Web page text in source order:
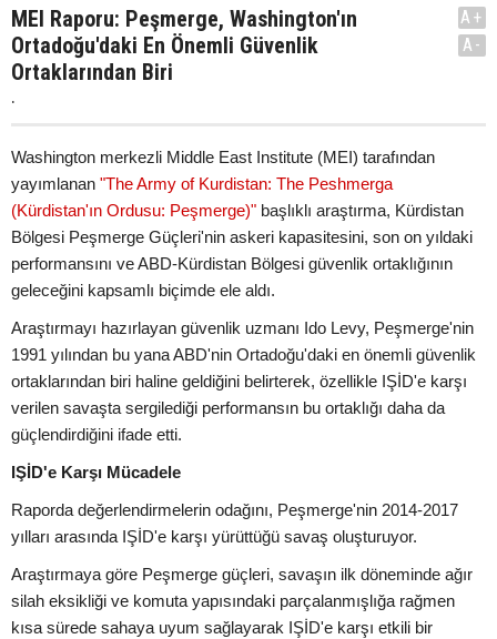
MEI Raporu: Peşmerge, Washington'ın
Ortadoğu'daki En Önemli Güvenlik
Ortaklarından Biri
.
A+
A-
Washington merkezli Middle East Institute (MEI) tarafından
yayımlanan "The Army of Kurdistan: The Peshmerga
(Kürdistan'ın Ordusu: Peşmerge)" başlıklı araştırma, Kürdistan
Bölgesi Peşmerge Güçleri'nin askeri kapasitesini, son on yıldaki
performansını ve ABD-Kürdistan Bölgesi güvenlik ortaklığının
geleceğini kapsamlı biçimde ele aldı.
Araştırmayı hazırlayan güvenlik uzmanı Ido Levy, Peşmerge'nin
1991 yılından bu yana ABD'nin Ortadoğu'daki en önemli güvenlik
ortaklarından biri haline geldiğini belirterek, özellikle IŞİD'e karşı
verilen savaşta sergilediği performansın bu ortaklığı daha da
güçlendirdiğini ifade etti.
IŞİD'e Karşı Mücadele
Raporda değerlendirmelerin odağını, Peşmerge'nin 2014-2017
yılları arasında IŞİD'e karşı yürüttüğü savaş oluşturuyor.
Araştırmaya göre Peşmerge güçleri, savaşın ilk döneminde ağır
silah eksikliği ve komuta yapısındaki parçalanmışlığa rağmen
kısa sürede sahaya uyum sağlayarak IŞİD'e karşı etkili bir